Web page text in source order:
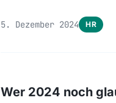
5. Dezember 2024 HR
Wer 2024 noch